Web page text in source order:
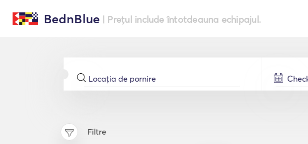
BednBlue | Prețul include întotdeauna echipajul.
Filtre